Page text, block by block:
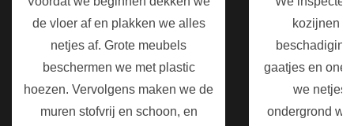
de vloer af en plakken we alles
netjes af. Grote meubels
beschermen we met plastic
hoezen. Vervolgens maken we de
muren stofvrij en schoon, en
kozijnen
gaatjes en
we netjes
ondergrond